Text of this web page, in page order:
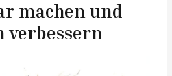
machen und
verbessern